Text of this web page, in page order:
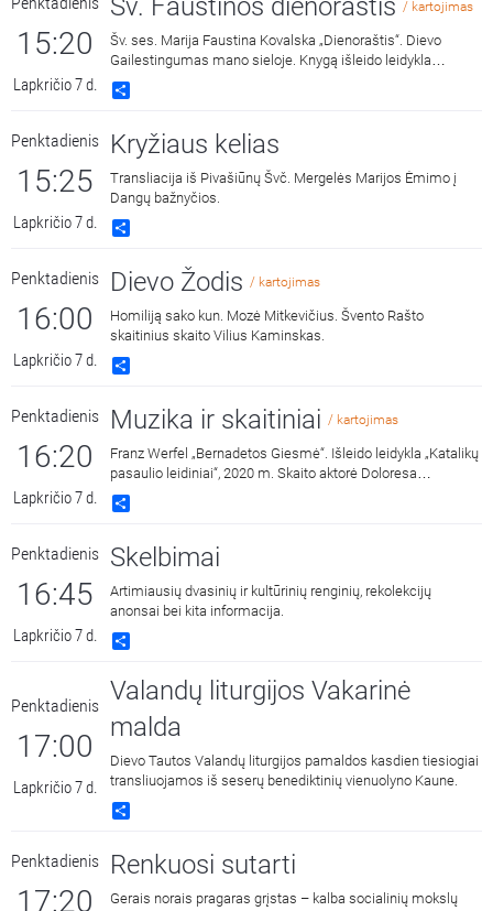
pagal šv. Faustinos regėjimus.
15:20
Lapkričio 7 d.
Šv. Faustinos dienoraštis / kartojimas
Šv. ses. Marija Faustina Kovalska „Dienoraštis“. Dievo
Gailestingumas mano sieloje. Knygą išleido leidykla
„Katalikų pasaulio leidiniai“, 2014 m.
Penktadienis
15:25
Lapkričio 7 d.
Kryžiaus kelias
Transliacija iš Pivašiūnų Švč. Mergelės Marijos Ėmimo į
Dangų bažnyčios.
Penktadienis
16:00
Lapkričio 7 d.
Dievo Žodis / kartojimas
Homiliją sako kun. Mozė Mitkevičius. Švento Rašto
skaitinius skaito Vilius Kaminskas.
Penktadienis
16:20
Lapkričio 7 d.
Muzika ir skaitiniai / kartojimas
Franz Werfel „Bernadetos Giesmė“. Išleido leidykla „Katalikų
pasaulio leidiniai“, 2020 m. Skaito aktorė Doloresa
Kazragytė.
Penktadienis
16:45
Lapkričio 7 d.
Skelbimai
Artimiausių dvasinių ir kultūrinių renginių, rekolekcijų
anonsai bei kita informacija.
Penktadienis
17:00
Lapkričio 7 d.
Valandų liturgijos Vakarinė
malda
Dievo Tautos Valandų liturgijos pamaldos kasdien tiesiogiai
transliuojamos iš seserų benediktinių vienuolyno Kaune.
Penktadienis
17:20
Renkuosi sutarti
Gerais norais pragaras grįstas – kalba socialinių mokslų